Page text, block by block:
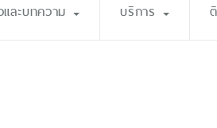
และบทความ บริการ